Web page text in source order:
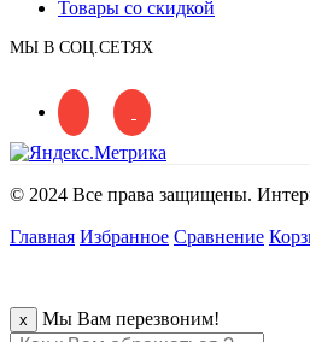
Товары со скидкой
МЫ В СОЦ.СЕТЯХ
© 2024 Все права защищены.
Главная Избранное Сравнение
x Мы Вам перезвоним!